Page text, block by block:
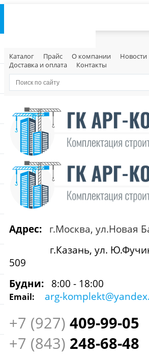
Каталог Прайс О компании Новости
Доставка и оплата
Контакты
Адрес:
г.Москва, ул.Новая
г.Казань, ул.
509
Будни:
8:00 - 18:00
Email: arg-
+7 (927) 409-99-05
+7 (843) 248-68-48